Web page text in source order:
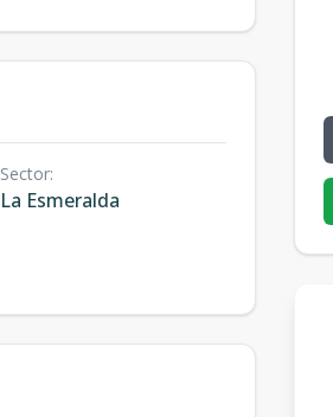
Sector:
La Esmeralda